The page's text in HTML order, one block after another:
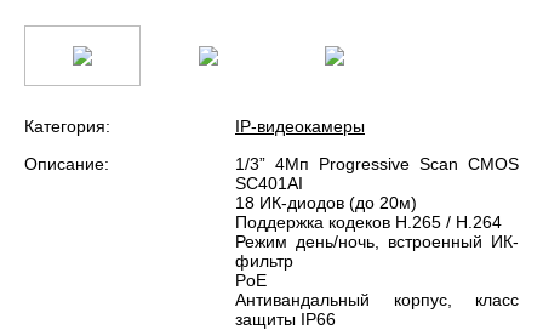
Категория:
IP-видеокамеры
Описание:
1/3” 4Мп Progressive Scan CMOS
SC401AI
18 ИК-диодов (до 20м)
Поддержка кодеков H.265 / H.264
Режим день/ночь, встроенный ИК-
фильтр
PoE
Антивандальный корпус, класс
защиты IР66